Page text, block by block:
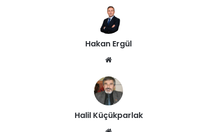
esi
Hakan Ergül
sit
esi
Halil Küçükparlak